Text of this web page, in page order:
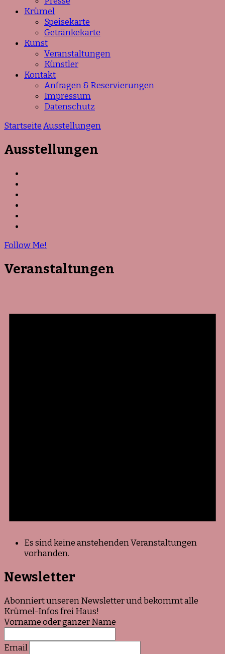
Krümel
Speisekarte
Getränkekarte
Kunst
Veranstaltungen
Künstler
Kontakt
Anfragen & Reservierungen
Impressum
Datenschutz
StartseiteAusstellungen
Ausstellungen
Follow Me!
Veranstaltungen
Es sind keine anstehenden Veranstaltungen
vorhanden.
Newsletter
Abonniert unseren Newsletter und bekommt alle
Krümel-Infos frei Haus!
Vorname oder ganzer Name
Email